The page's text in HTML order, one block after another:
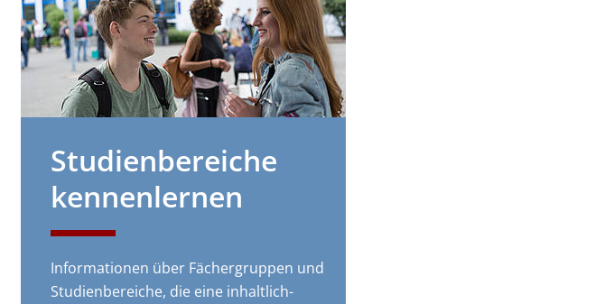
Studienbereiche
kennenlernen
Informationen über Fächergruppen und
Studienbereiche, die eine inhaltlich-